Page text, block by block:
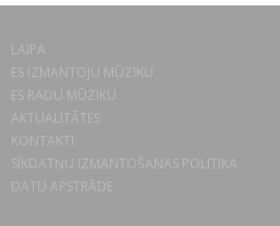
LAIPA
ES IZMANTOJU MŪZIKU
ES RADU MŪZIKU
AKTUALITĀTES
KONTAKTI
SĪKDATŅU IZMANTOŠANAS POLITIKA
DATU APSTRĀDE